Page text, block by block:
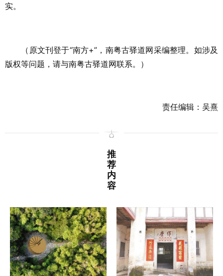
实。
（原文刊登于“南方+”，南粤古驿道网采编整理。如涉及
版权等问题，请与南粤古驿道网联系。）
责任编辑：吴熹
推
荐
内
容